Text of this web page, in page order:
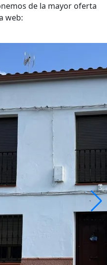
de la mayor oferta
web: